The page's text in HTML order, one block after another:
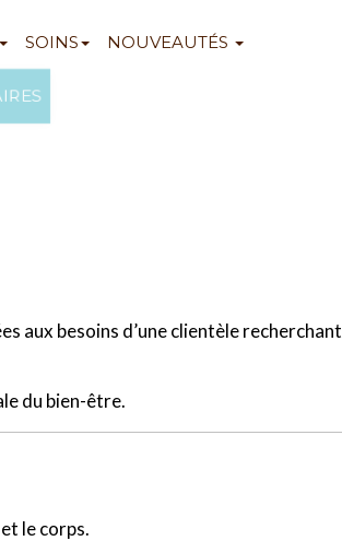
SOINS NOUVEAUTÉS
aux besoins d’une clientèle recherchant
du bien-être.
le corps.